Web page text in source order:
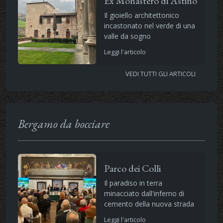
Il gioiello architettonico
incastonato nel verde di una
valle da sogno
Leggi l'articolo
VEDI TUTTI GLI ARTICOLI
Bergamo da bocciare
Parco dei Colli
Il paradiso in terra
minacciato dall'inferno di
cemento della nuova strada
Leggi l'articolo